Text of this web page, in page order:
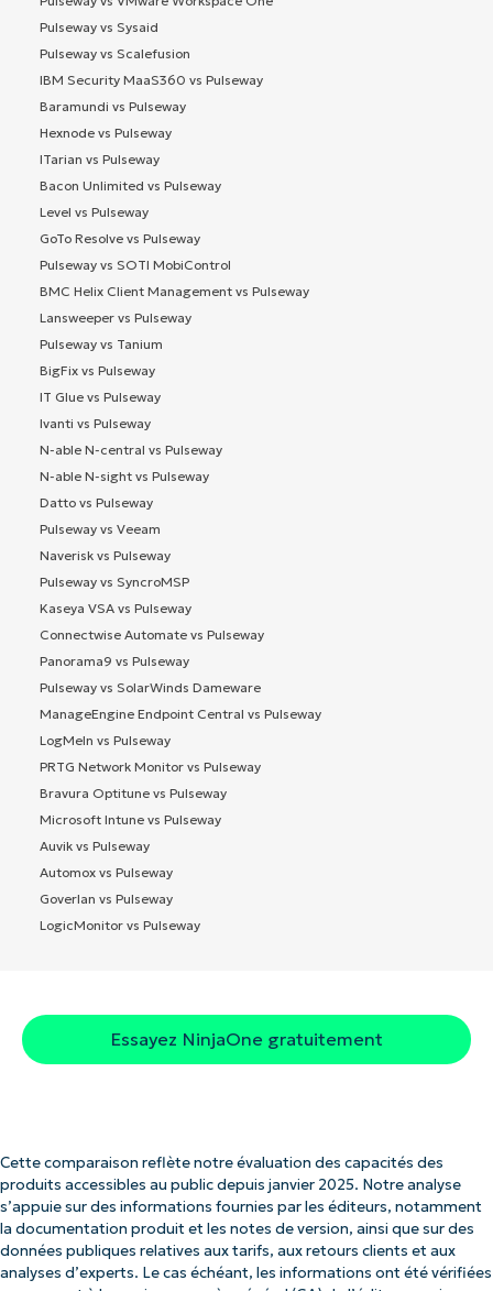
Pulseway vs Sysaid
Pulseway vs Scalefusion
IBM Security MaaS360 vs Pulseway
Baramundi vs Pulseway
Hexnode vs Pulseway
ITarian vs Pulseway
Bacon Unlimited vs Pulseway
Level vs Pulseway
GoTo Resolve vs Pulseway
Pulseway vs SOTI MobiControl
BMC Helix Client Management vs Pulseway
Lansweeper vs Pulseway
Pulseway vs Tanium
BigFix vs Pulseway
IT Glue vs Pulseway
Ivanti vs Pulseway
N-able N-central vs Pulseway
N-able N-sight vs Pulseway
Datto vs Pulseway
Pulseway vs Veeam
Naverisk vs Pulseway
Pulseway vs SyncroMSP
Kaseya VSA vs Pulseway
Connectwise Automate vs Pulseway
Panorama9 vs Pulseway
Pulseway vs SolarWinds Dameware
ManageEngine Endpoint Central vs Pulseway
LogMeIn vs Pulseway
PRTG Network Monitor vs Pulseway
Bravura Optitune vs Pulseway
Microsoft Intune vs Pulseway
Auvik vs Pulseway
Automox vs Pulseway
Goverlan vs Pulseway
LogicMonitor vs Pulseway
Essayez NinjaOne gratuitement
Cette comparaison reflète notre évaluation des capacités des
produits accessibles au public depuis janvier 2025. Notre analyse
s’appuie sur des informations fournies par les éditeurs, notamment
la documentation produit et les notes de version, ainsi que sur des
données publiques relatives aux tarifs, aux retours clients et aux
analyses d’experts. Le cas échéant, les informations ont été vérifiées